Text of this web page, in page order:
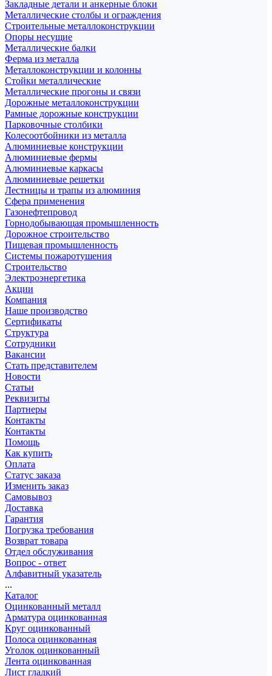
Закладные детали и анкерные блоки
Металлические столбы и ограждения
Строительные металлоконструкции
Опоры несущие
Металлические балки
Ферма из металла
Металлоконструкции и колонны
Стойки металлические
Металлические прогоны и связи
Дорожные металлоконструкции
Рамные дорожные конструкции
Парковочные столбики
Колесоотбойники из металла
Алюминиевые конструкции
Алюминиевые фермы
Алюминиевые каркасы
Алюминиевые решетки
Лестницы и трапы из алюминия
Сфера применения
Газонефтепровод
Горнодобывающая промышленность
Дорожное строительство
Пищевая промышленность
Системы пожаротушения
Строительство
Электроэнергетика
Акции
Компания
Наше производство
Сертификаты
Структура
Сотрудники
Вакансии
Стать представителем
Новости
Статьи
Реквизиты
Партнеры
Контакты
Контакты
Помощь
Как купить
Оплата
Статус заказа
Изменить заказ
Самовывоз
Доставка
Гарантия
Погрузка требования
Возврат товара
Отдел обслуживания
Вопрос - ответ
Алфавитный указатель
...
Каталог
Оцинкованный металл
Арматура оцинкованная
Круг оцинкованный
Полоса оцинкованная
Уголок оцинкованный
Лента оцинкованная
Лист гладкий